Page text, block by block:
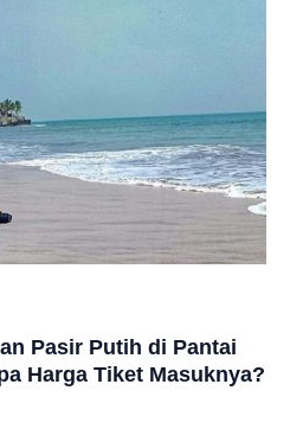
Pasir Putih di Pantai
Harga Tiket Masuknya?